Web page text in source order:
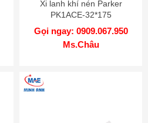
Xi lanh khí nén Parker
PK1ACE-32*175
Gọi ngay: 0909.067.950
Ms.Châu